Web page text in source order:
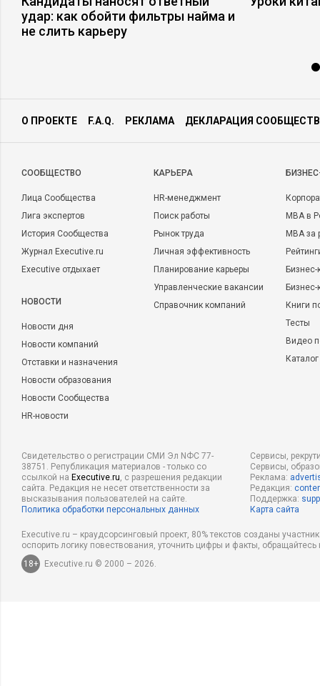
удар: как обойти фильтры найма и
не слить карьеру
О ПРОЕКТЕ F.A.Q. РЕКЛАМА ДЕКЛАРАЦИЯ
CООБЩЕСТВО
Лица Сообщества
Лига экспертов
История Сообщества
Журнал Executive.ru
Executive отдыхает
НОВОСТИ
Новости дня
Новости компаний
Отставки и назначения
Новости образования
Новости Сообщества
HR-новости
КАРЬЕРА
HR-менеджмент
Поиск работы
Рынок труда
Личная эффективность
Планирование карьеры
Управленческие вакансии
Справочник компаний
MBA в
MBA
Бизнес-
Книги
Тесты
Видео
Свидетельство о регистрации СМИ Эл NФС 77-
38751. Републикация материалов - только со
ссылкой на Executive.ru, с разрешения редакции
сайта. Редакция не несет ответственности за
высказывания пользователей на сайте.
Политика обработки персональных данных
Сервисы,
Сервисы,
Реклама:
Редакция:
Поддержка:
Карта сайта
Executive.ru – краудсорсинговый проект, 80% текстов созданы
оспорить логику повествования, уточнить цифры и факты,
18+
Executive.ru © 2000 – 2026.